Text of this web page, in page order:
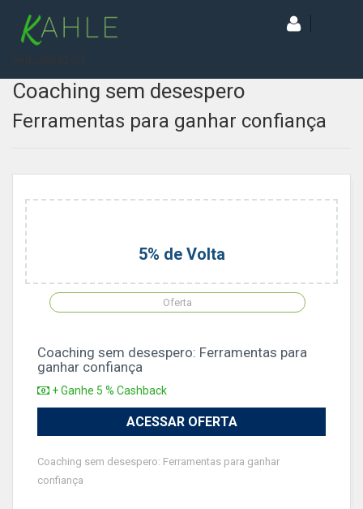
Coaching sem desespero
Ferramentas para ganhar confiança
5% de Volta
Oferta
Coaching sem desespero: Ferramentas para
ganhar confiança
+ Ganhe 5 % Cashback
ACESSAR OFERTA
Coaching sem desespero: Ferramentas para ganhar
confiança